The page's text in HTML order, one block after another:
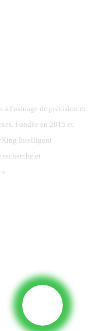
à l'usinage de précision et
Fondée en 2015 et
Intelligent
et